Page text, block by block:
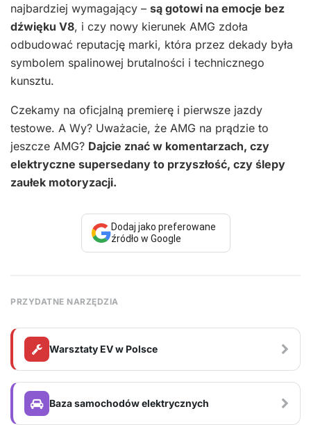
najbardziej wymagający – są gotowi na emocje bez
dźwięku V8, i czy nowy kierunek AMG zdoła
odbudować reputację marki, która przez dekady była
symbolem spalinowej brutalności i technicznego
kunsztu.
Czekamy na oficjalną premierę i pierwsze jazdy
testowe. A Wy? Uważacie, że AMG na prądzie to
jeszcze AMG? Dajcie znać w komentarzach, czy
elektryczne supersedany to przyszłość, czy ślepy
zaułek motoryzacji.
Dodaj jako preferowane
źródło w Google
PRZYDATNE NARZĘDZIA
Warsztaty EV w Polsce
Baza samochodów elektrycznych